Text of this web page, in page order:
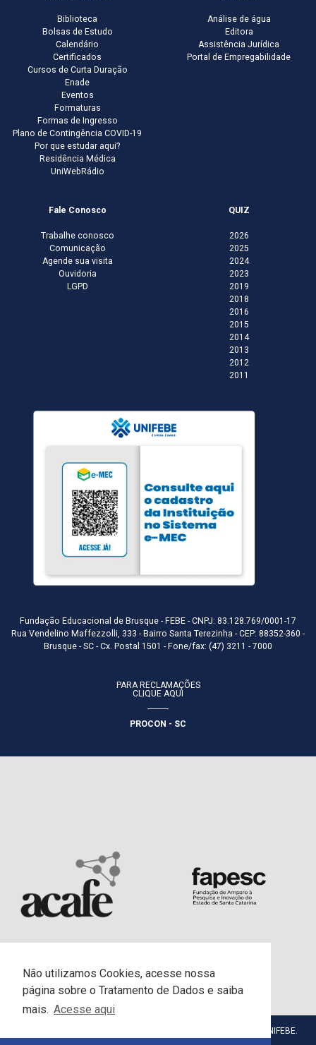
Não utilizamos Cookies, acesse nossa
página sobre o Tratamento de Dados e saiba
mais. Acesse aqui
Biblioteca
Bolsas de Estudo
Calendário
Certificados
Cursos de Curta Duração
Enade
Eventos
Formaturas
Formas de Ingresso
Plano de Contingência COVID-19
Por que estudar aqui?
Residência Médica
UniWebRádio
Análise de água
Editora
Assistência Jurídica
Portal de Empregabilidade
Fale Conosco
Trabalhe conosco
Comunicação
Agende sua visita
Ouvidoria
LGPD
QUIZ
2026
2025
2024
2023
2019
2018
2016
2015
2014
2013
2012
2011
Fundação Educacional de Brusque - FEBE - CNPJ: 83.128.769/0001-17
Rua Vendelino Maffezzolli, 333 - Bairro Santa Terezinha - CEP: 88352-360 -
Brusque - SC - Cx. Postal 1501 - Fone/fax: (47) 3211 - 7000
PARA RECLAMAÇÕES
CLIQUE AQUI
PROCON - SC
© Centro Universitário da Fundação Educacional de Brusque - UNIFEBE.